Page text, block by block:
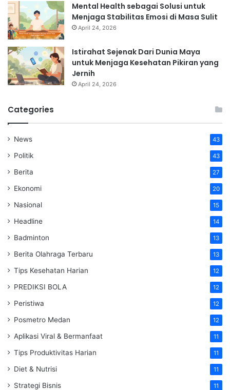
Mental Health sebagai Solusi untuk
Menjaga Stabilitas Emosi di Masa Sulit
April 24, 2026
Istirahat Sejenak Dari Dunia Maya
untuk Menjaga Kesehatan Pikiran yang
Jernih
April 24, 2026
Categories
News 43
Politik 43
Berita 27
Ekonomi 20
Nasional 15
Headline 14
Badminton 13
Berita Olahraga Terbaru 13
Tips Kesehatan Harian 12
PREDIKSI BOLA 12
Peristiwa 12
Posmetro Medan 12
Aplikasi Viral & Bermanfaat 11
Tips Produktivitas Harian 11
Diet & Nutrisi 11
Strategi Bisnis 11